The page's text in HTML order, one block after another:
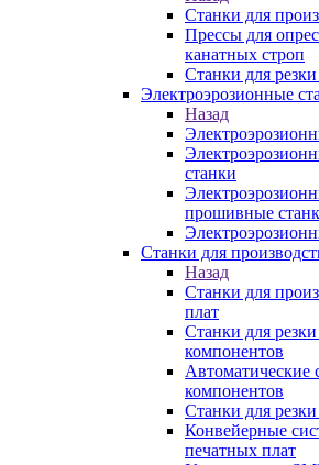
Станки для
Прессы для
канатных строп
Станки для
Электроэрозионные
Назад
станки
прошивные
Станки для
Назад
Станки для
плат
Станки для
компонентов
Автоматические
компонентов
Станки для
Конвейерные
печатных плат